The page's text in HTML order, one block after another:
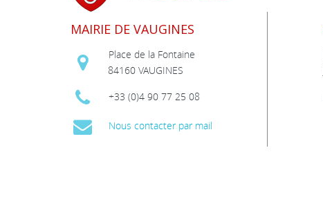
MAIRIE DE VAUGINES
Place de la Fontaine
84160 VAUGINES
+33 (0)4 90 77 25 08
Nous contacter par mail